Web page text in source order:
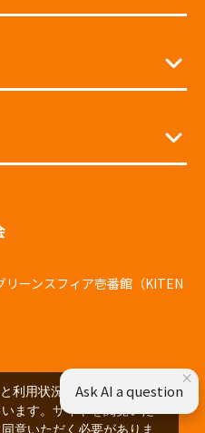
ーンスフィア壱番館（KITEN
利用状況の解析、広告配
ます。サイトを閲覧いた
意いただく必要がありま
×
Ask AI a question